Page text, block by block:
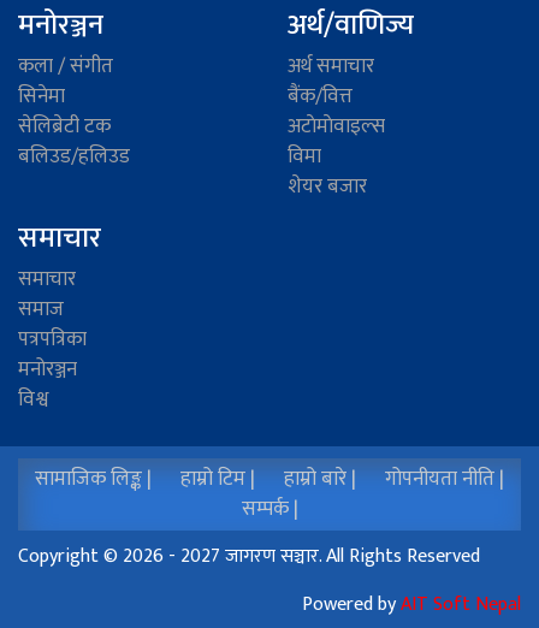
मनोरञ्जन
कला / संगीत
सिनेमा
सेलिब्रेटी टक
बलिउड/हलिउड
अर्थ/वाणिज्य
अर्थ समाचार
बैंक/वित्त
अटाेमाेवाइल्स
विमा
शेयर बजार
समाचार
समाचार
समाज
पत्रपत्रिका
मनोरञ्जन
विश्व
सामाजिक लिङ्क | हाम्रो टिम | हाम्रो बारे |
गोपनीयता नीति |
सम्पर्क |
Copyright © 2026 - 2027 जागरण सञ्चार. All Rights Reserved
Powered byAIT Soft Nepal